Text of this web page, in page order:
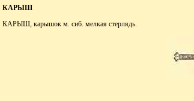
КАРЫШ
КАРЫШ, карышок м. сиб. мелкая стерлядь.